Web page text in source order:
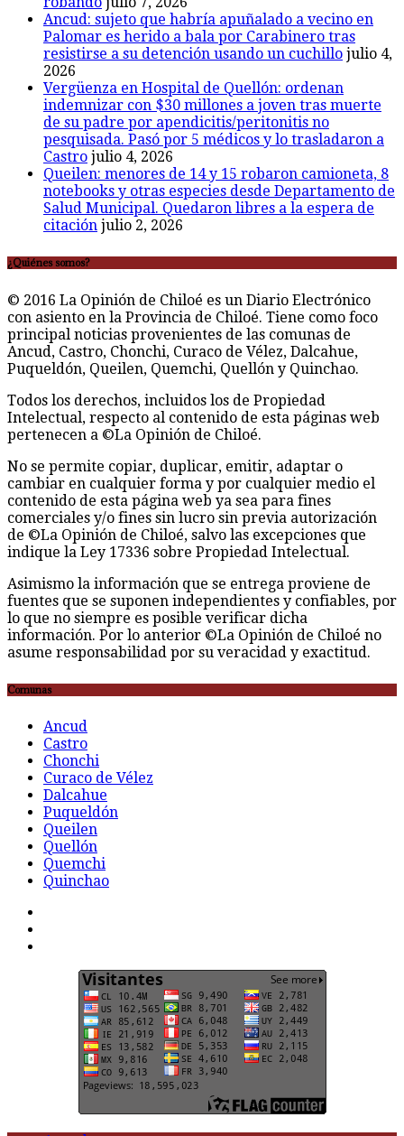
Ancud: sujeto que habría apuñalado a vecino en
Palomar es herido a bala por Carabinero tras
resistirse a su detención usando un cuchillo julio 4,
2026
Vergüenza en Hospital de Quellón: ordenan
indemnizar con $30 millones a joven tras muerte
de su padre por apendicitis/peritonitis no
pesquisada. Pasó por 5 médicos y lo trasladaron a
Castro julio 4, 2026
Queilen: menores de 14 y 15 robaron camioneta, 8
notebooks y otras especies desde Departamento de
Salud Municipal. Quedaron libres a la espera de
citación julio 2, 2026
¿Quiénes somos?
© 2016 La Opinión de Chiloé es un Diario Electrónico
con asiento en la Provincia de Chiloé. Tiene como foco
principal noticias provenientes de las comunas de
Ancud, Castro, Chonchi, Curaco de Vélez, Dalcahue,
Puqueldón, Queilen, Quemchi, Quellón y Quinchao.
Todos los derechos, incluidos los de Propiedad
Intelectual, respecto al contenido de esta páginas web
pertenecen a ©La Opinión de Chiloé.
No se permite copiar, duplicar, emitir, adaptar o
cambiar en cualquier forma y por cualquier medio el
contenido de esta página web ya sea para fines
comerciales y/o fines sin lucro sin previa autorización
de ©La Opinión de Chiloé, salvo las excepciones que
indique la Ley 17336 sobre Propiedad Intelectual.
Asimismo la información que se entrega proviene de
fuentes que se suponen independientes y confiables, por
lo que no siempre es posible verificar dicha
información. Por lo anterior ©La Opinión de Chiloé no
asume responsabilidad por su veracidad y exactitud.
Comunas
Ancud
Castro
Chonchi
Curaco de Vélez
Dalcahue
Puqueldón
Queilen
Quellón
Quemchi
Quinchao